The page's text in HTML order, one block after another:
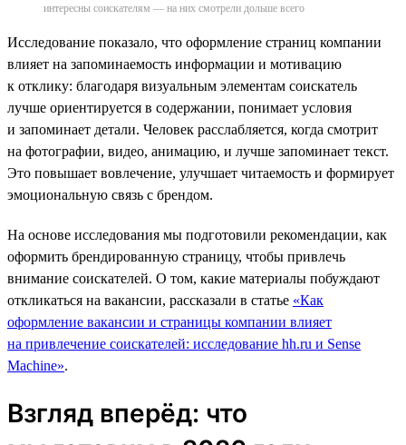
интересны соискателям — на них смотрели дольше всего
Исследование показало, что оформление страниц компании
влияет на запоминаемость информации и мотивацию
к отклику: благодаря визуальным элементам соискатель
лучше ориентируется в содержании, понимает условия
и запоминает детали. Человек расслабляется, когда смотрит
на фотографии, видео, анимацию, и лучше запоминает текст.
Это повышает вовлечение, улучшает читаемость и формирует
эмоциональную связь с брендом.
На основе исследования мы подготовили рекомендации, как
оформить брендированную страницу, чтобы привлечь
внимание соискателей. О том, какие материалы побуждают
откликаться на вакансии, рассказали в статье «Как
оформление вакансии и страницы компании влияет
на привлечение соискателей: исследование hh.ru и Sense
Machine».
Взгляд вперёд: что